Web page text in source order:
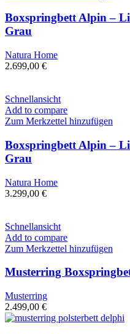
Boxspringbett Alpin –
Grau
Natura Home
2.699,00 €
Schnellansicht
Add to compare
Zum Merkzettel hinzufügen
Boxspringbett Alpin –
Grau
Natura Home
3.299,00 €
Schnellansicht
Add to compare
Zum Merkzettel hinzufügen
Musterring
Musterring
2.499,00 €